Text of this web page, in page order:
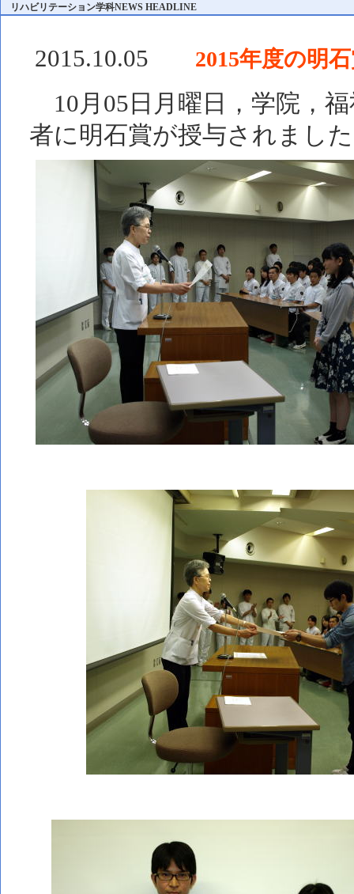
リハビリテーション学科NEWS HEADLINE
2015.10.05 2015年度の明
10月05日月曜日，学院，
者に明石賞が授与されまし